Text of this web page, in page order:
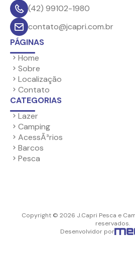
(42) 99102-1980
contato@jcapri.com.br
PÁGINAS
Home
Sobre
Localização
Contato
CATEGORIAS
Lazer
Camping
AcessÃ³rios
Barcos
Pesca
Copyright © 2026 J.Capri Pesca e
reservados.
Desenvolvidor por